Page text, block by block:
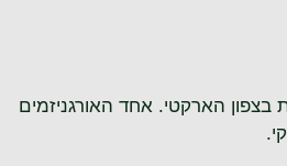
הארקטי. אחד האורגניזמים